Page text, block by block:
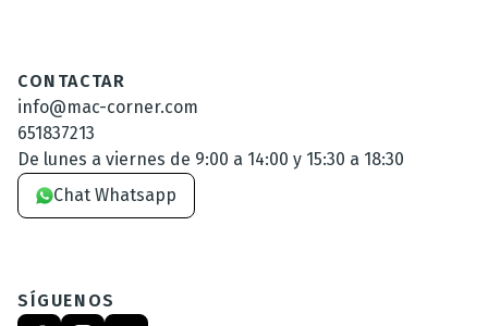
CONTACTAR
info@mac-corner.com
651837213
De lunes a viernes de 9:00 a 14:00 y 15:30 a 18:30
Chat Whatsapp
SÍGUENOS